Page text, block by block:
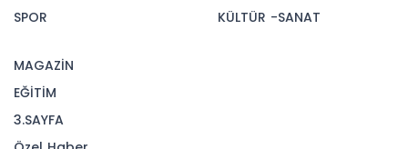
SPOR
KÜLTÜR -SANAT
MAGAZİN
EĞİTİM
3.SAYFA